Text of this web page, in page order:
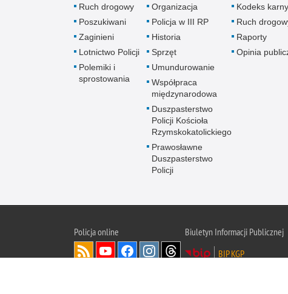
Ruch drogowy
Poszukiwani
Zaginieni
Lotnictwo Policji
Polemiki i
sprostowania
Organizacja
Policja w III RP
Historia
Sprzęt
Umundurowanie
Współpraca
międzynarodowa
Duszpasterstwo
Policji Kościoła
Rzymskokatolickiego
Prawosławne
Duszpasterstwo
Policji
Kodeks karny
Ruch
Raporty
Opinia
Policjaonline
Biuletyn Informacji Publicznej
BIP KGP